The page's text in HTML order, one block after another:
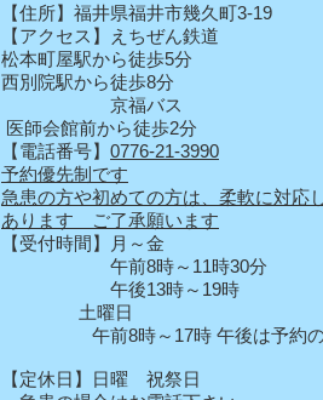
【住所】福井県福井市幾久町3-19
【アクセス】えちぜん鉄道
松本町屋駅から徒歩5分
西別院駅から徒歩8分
京福バス
医師会館前から徒歩2分
【電話番号】 0776-21-3990
予約優先制です
急患の方や初めての方は、柔軟に対応
あります ご了承願います
【受付時間】月～金
午前8時～11時30分
午後13時～19時
土曜日
午前8時～17時 午後は予約
【定休日】日曜 祝祭日